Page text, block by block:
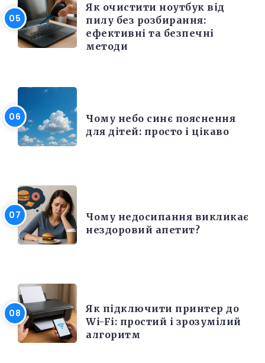
Як очистити ноутбук від
пилу без розбирання:
ефективні та безпечні
методи
Чому небо синє пояснення
для дітей: просто і цікаво
Чому недосипання викликає
нездоровий апетит?
Як підключити принтер до
Wi-Fi: простий і зрозумілий
алгоритм